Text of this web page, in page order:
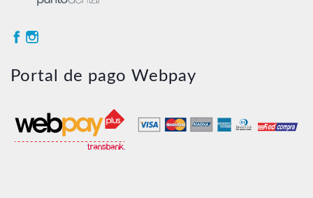
Portal de pago Webpay